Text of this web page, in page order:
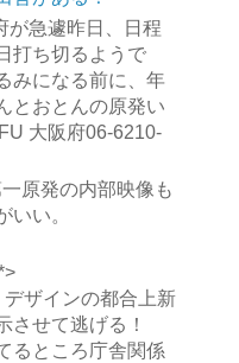
が急遽昨日、日程
打ち切るようで
みになる前に、年
とおとんの原発い
大阪府06-6210-
原発の内部映像も
いい。
ザインの都合上新
させて逃げる！
るところ庁舎関係